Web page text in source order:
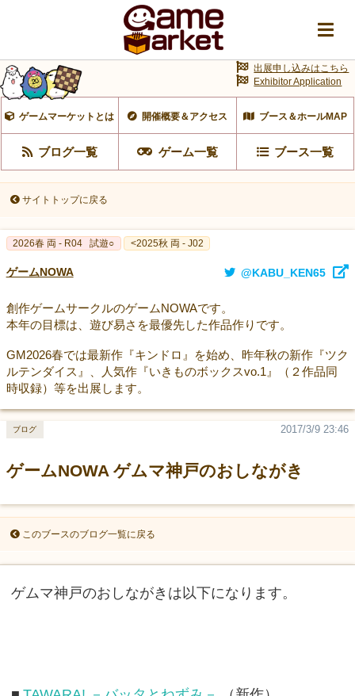
ゲームマーケットとは 開催概要＆アクセス ブース＆ホールMAP
ブログ一覧 ゲーム一覧 ブース一覧
出展申し込みはこちら
Exhibitor Application
サイトトップに戻る
2026春 両 - R04 試遊○ <2025秋 両 - J02
ゲームNOWA @KABU_KEN65
創作ゲームサークルのゲームNOWAです。
本年の目標は、遊び易さを最優先した作品作りです。
GM2026春では最新作『キンドロ』を始め、昨年秋の新作『ツク
ルテンダイス』、人気作『いきものボックスvo.1』（２作品同
時収録）等を出展します。
ゲームNOWA ゲムマ神戸のおしながき
2017/3/9 23:46
ブログ
このブースのブログ一覧に戻る
ゲムマ神戸のおしながきは以下になります。